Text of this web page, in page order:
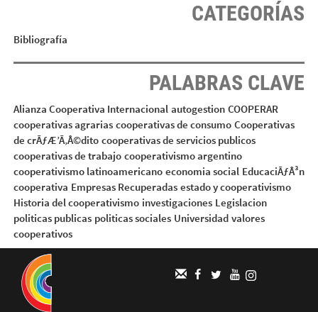
CATEGORÍAS
Bibliografía
PALABRAS CLAVE
Alianza Cooperativa Internacional autogestion COOPERAR
cooperativas agrarias cooperativas de consumo Cooperativas
de crÃƒÆ’Ã‚Â©dito cooperativas de servicios publicos
cooperativas de trabajo cooperativismo argentino
cooperativismo latinoamericano economia social EducaciÃƒÂ³n
cooperativa Empresas Recuperadas estado y cooperativismo
Historia del cooperativismo investigaciones Legislacion
politicas publicas politicas sociales Universidad valores
cooperativos